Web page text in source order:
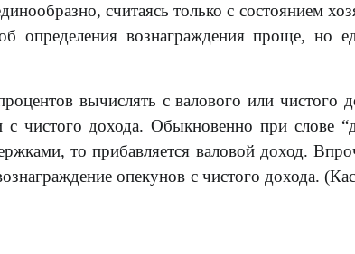
считаясь только с состоянием
определения вознаграждения проще, но
вычислять с валового или чистого
чистого дохода. Обыкновенно при слове
то прибавляется валовой доход.
опекунов с чистого дохода.